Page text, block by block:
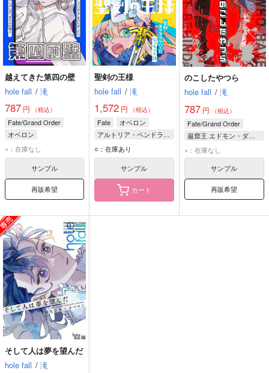
越えてきた第四の壁
hole fall / 滝
787 円 （税込）
Fate/Grand Order
オベロン
×：在庫なし
サンプル
再販希望
聖剣の王様
hole fall / 滝
1,572 円 （税込）
Fate
オベロン
アルトリア・ペンドラゴン
○：在庫あり
サンプル
カート
のこしたやつら
hole fall / 滝
787円 （税込）
Fate/Grand Order
巌窟王 エドモン・ダンテス
オベロン
×：在庫なし
サンプル
再販希望
そして人は夢を望んだ
hole fall / 滝